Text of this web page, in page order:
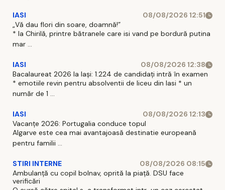
IASI
08/08/2026 12:51
„Vă dau flori din soare, doamnă!”
* la Chirilă, printre bătranele care isi vand pe bordură putina
mar ...
IASI
08/08/2026 12:38
Bacalaureat 2026 la Iași: 1.224 de candidați intră în examen
* emotiile revin pentru absolventii de liceu din Iasi * un
număr de 1 ...
IASI
08/08/2026 12:13
Vacanțe 2026: Portugalia conduce topul
Algarve este cea mai avantajoasă destinatie europeană
pentru familii ...
STIRI INTERNE
08/08/2026 08:15
Ambulanță cu copil bolnav, oprită la piață. DSU face
verificări